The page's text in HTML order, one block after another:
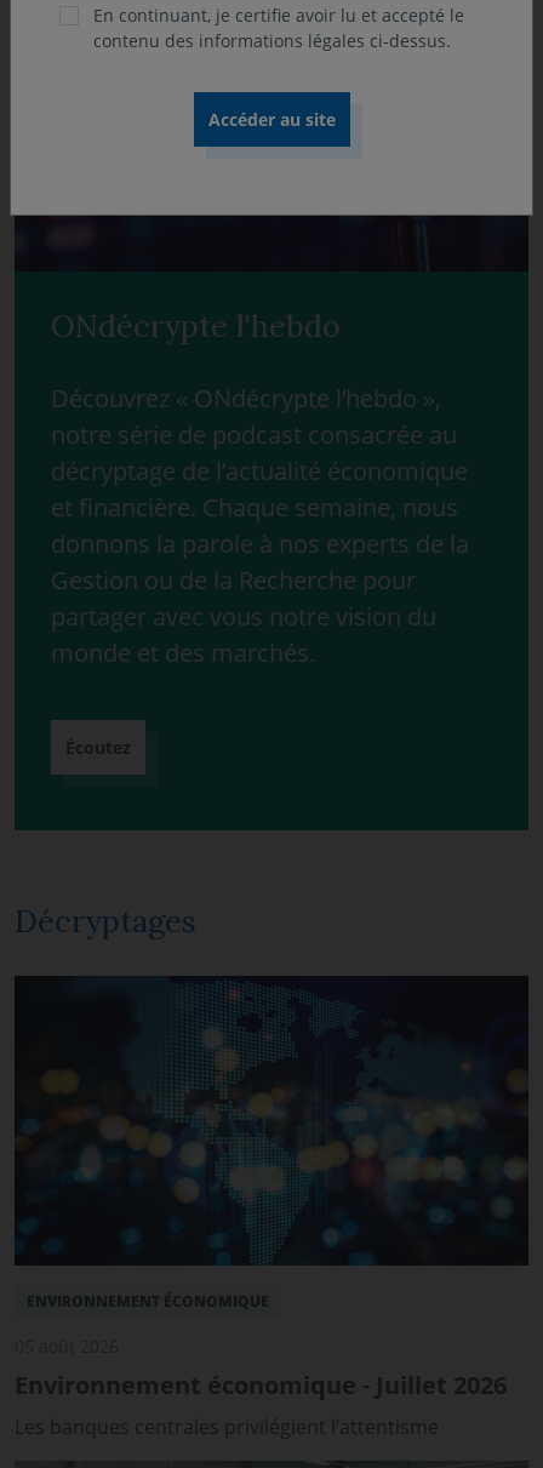
ONdécrypte l'hebdo
Découvrez « ONdécrypte l’hebdo »,
notre série de podcast consacrée au
décryptage de l’actualité économique
et financière. Chaque semaine, nous
donnons la parole à nos experts de la
Gestion ou de la Recherche pour
partager avec vous notre vision du
monde et des marchés.
Écoutez
Décryptages
ENVIRONNEMENT ÉCONOMIQUE
Environnement économique - Juillet 2026
Les banques centrales privilégient l’attentisme
En continuant, je certifie avoir lu et accepté le
contenu des informations légales ci-dessus.